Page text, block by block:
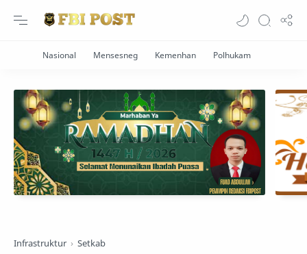
Infrastruktur Setkab